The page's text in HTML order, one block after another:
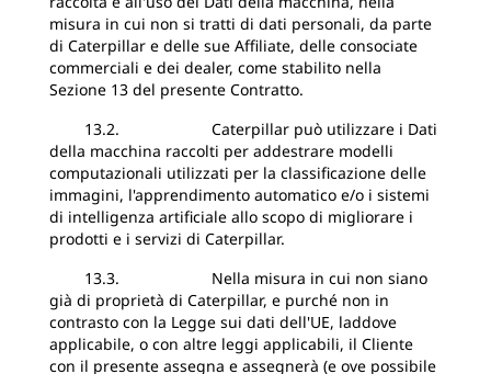
misura in cui non si tratti di dati personali, da parte
di Caterpillar e delle sue Affiliate, delle consociate
commerciali e dei dealer, come stabilito nella
Sezione 13 del presente Contratto.
13.2. Caterpillar può utilizzare i Dati
della macchina raccolti per addestrare modelli
computazionali utilizzati per la classificazione delle
immagini, l'apprendimento automatico e/o i sistemi
di intelligenza artificiale allo scopo di migliorare i
prodotti e i servizi di Caterpillar.
13.3. Nella misura in cui non siano
già di proprietà di Caterpillar, e purché non in
contrasto con la Legge sui dati dell'UE, laddove
applicabile, o con altre leggi applicabili, il Cliente
con il presente assegna e assegnerà (e ove possibile